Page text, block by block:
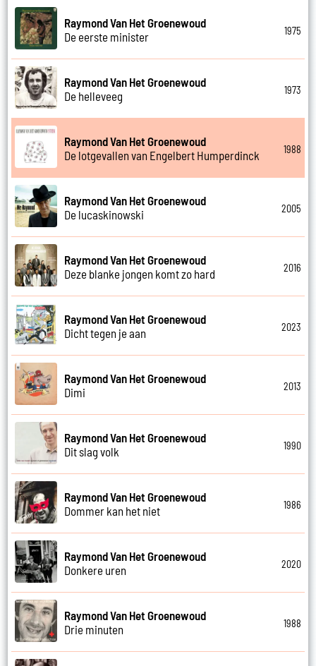
Raymond Van Het Groenewoud
De eerste minister
1975
Raymond Van Het Groenewoud
De helleveeg
1973
Raymond Van Het Groenewoud
De lotgevallen van Engelbert Humperdinck
1988
Raymond Van Het Groenewoud
De lucaskinowski
2005
Raymond Van Het Groenewoud
Deze blanke jongen komt zo hard
2016
Raymond Van Het Groenewoud
Dicht tegen je aan
2023
Raymond Van Het Groenewoud
Dimi
2013
Raymond Van Het Groenewoud
Dit slag volk
1990
Raymond Van Het Groenewoud
Dommer kan het niet
1986
Raymond Van Het Groenewoud
Donkere uren
2020
Raymond Van Het Groenewoud
Drie minuten
1988